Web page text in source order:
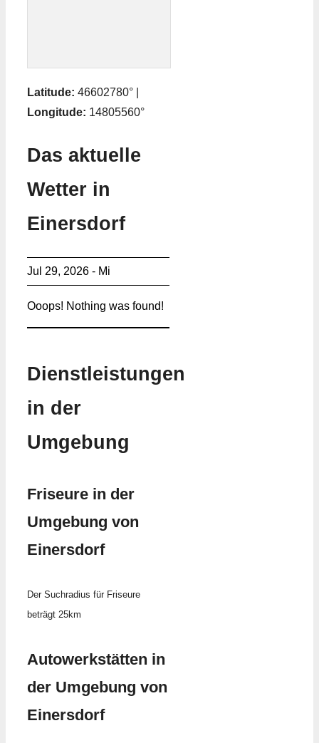
Latitude: 46602780° |
Longitude: 14805560°
Das aktuelle
Wetter in
Einersdorf
Jul 29, 2026 - Mi
Ooops! Nothing was found!
Dienstleistungen
in der
Umgebung
Friseure in der
Umgebung von
Einersdorf
Der Suchradius für Friseure
beträgt 25km
Autowerkstätten in
der Umgebung von
Einersdorf